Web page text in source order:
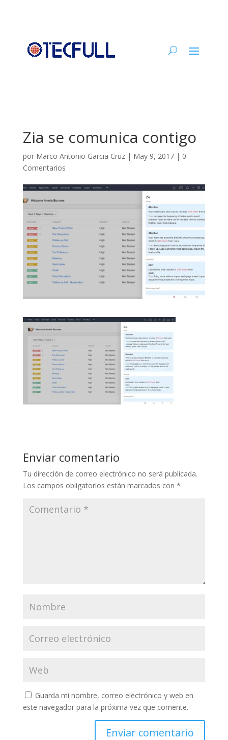
Zia se comunica contigo
por Marco Antonio Garcia Cruz| May 9, 2017| 0
Comentarios
Enviar comentario
Tu dirección de correo electrónico no será publicada.
Los campos obligatorios están marcados con *
Guarda mi nombre, correo electrónico y web en
este navegador para la próxima vez que comente.